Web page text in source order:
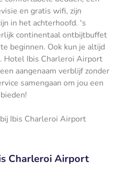
en gratis wifi, zijn
in het achterhoofd. 's
continentaal ontbijtbuffet
beginnen. Ook kun je altijd
Hotel Ibis Charleroi Airport
aangenaam verblijf zonder
samengaan om jou een
Ibis Charleroi Airport
Charleroi Airport